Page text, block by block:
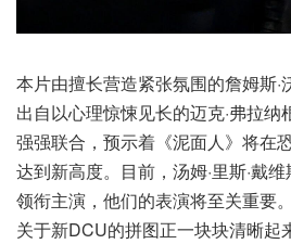
本片由擅长营造紧张氛围的詹姆斯·
出自以心理惊悚见长的迈克·弗拉
强强联合，预示着《泥面人》将在
达到新高度。目前，汤姆·里斯·戴维
领衔主演，他们的表演将至关重要
关于新DCU的拼图正一块块清晰起